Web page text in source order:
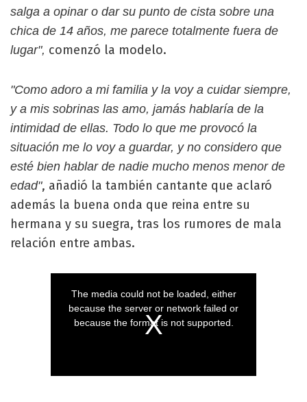
salga a opinar o dar su punto de cista sobre una
chica de 14 años, me parece totalmente fuera de
lugar", comenzó la modelo.
"Como adoro a mi familia y la voy a cuidar siempre,
y a mis sobrinas las amo, jamás hablaría de la
intimidad de ellas. Todo lo que me provocó la
situación me lo voy a guardar, y no considero que
esté bien hablar de nadie mucho menos menor de
edad", añadió la también cantante que aclaró
además la buena onda que reina entre su
hermana y su suegra, tras los rumores de mala
relación entre ambas.